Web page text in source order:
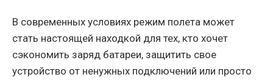
В современных условиях режим полета может
стать настоящей находкой для тех, кто хочет
сэкономить заряд батареи, защитить свое
устройство от ненужных подключений или просто